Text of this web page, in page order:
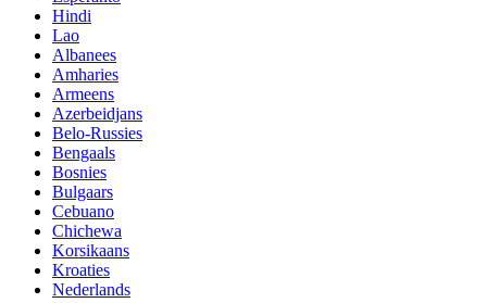
Hindi
Lao
Albanees
Amharies
Armeens
Azerbeidjans
Belo-Russies
Bengaals
Bosnies
Bulgaars
Cebuano
Chichewa
Korsikaans
Kroaties
Nederlands